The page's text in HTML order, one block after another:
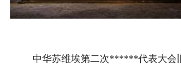
中华苏维埃第二次******代表大